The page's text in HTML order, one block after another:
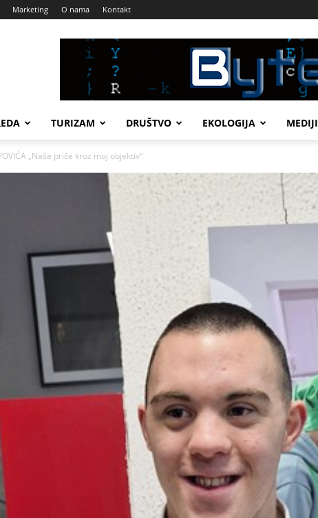
Marketing O nama Kontakt
TURIZAM DRUŠTVO EKOLOGIJA MEDIJI
„Naše priče kroz moj objektiv“